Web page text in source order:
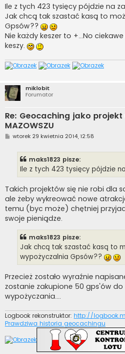
s
t
Ile z tych 423 tysięcy pójdzie na
Jak chcą tak szastać kasą to
Gpsów??
Nie każdy keszer to +...No
keszy.
miklobit
Forumator
Re: Geocaching jako projekt
MAZOWSZU
Pwtorek 29 kwietnia 2014, 12:58
maks1823 pisze:
Ile z tych 423 tysięcy pójdzie
Takich projektów się nie robi dla
ale żeby wykreować nowe
temu (byc może) chętniej
swoje pieniądze.
maks1823 pisze:
Jak chcą tak szastać kasą to
wypożyczalnia Gpsów??
Przecież zostało wyraźnie
zostanie zakupione 50 gps'ów do
wypożyczania....
Logbook rekonstruktor: http://
Prawdziwa historia geocachingu